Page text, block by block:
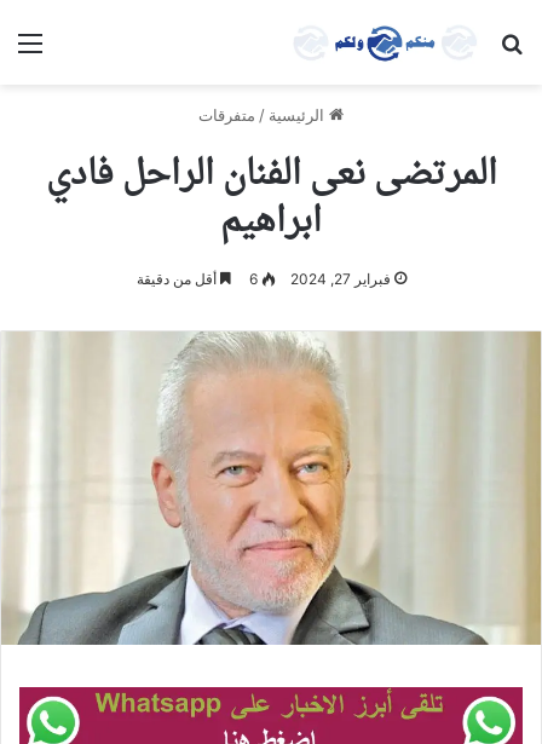
بحث عن
الرئيسية / متفرقات
المرتضى نعى الفنان الراحل فادي
ابراهيم
فبراير 27, 2024 6 أقل من دقيقة